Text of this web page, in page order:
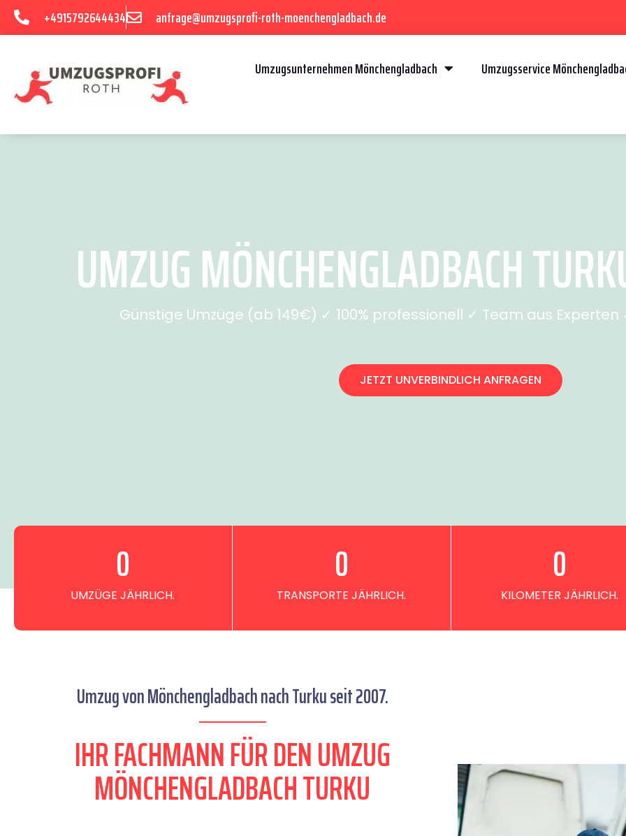
+4915792644434 anfrage@umzugsprofi-roth-moenchengladbach.de
Umzugsunternehmen Mönchengladbach Umzugsservice
UMZUG MÖNCHENGLADBACH
Günstige Umzüge (ab 149€) ✓ 100% professionell ✓ Team aus
JETZT UNVERBINDLICH ANFRAGEN
UMZÜGE JÄHRLICH.
0
TRANSPORTE JÄHRLICH.
0
KILOMETER JÄHRLICH.
0
Umzug von Mönchengladbach nach Turku seit 2007.
IHR FACHMANN FÜR DEN UMZUG
MÖNCHENGLADBACH TURKU